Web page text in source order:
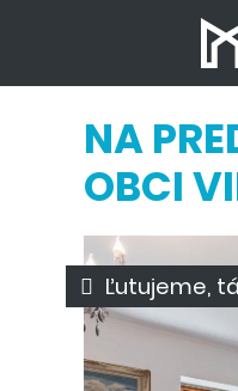
NA
OBCI
Ľutujeme,